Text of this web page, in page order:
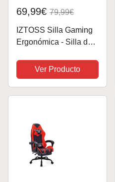
69,99€ 79,99€
IZTOSS Silla Gaming
Ergonómica - Silla de
Regulable, con
Reposacabezas,
reposabrazos y
Ver Producto